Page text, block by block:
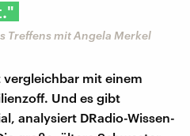
Treffens mit Angela Merkel
vergleichbar mit einem
Und es gibt
analysiert DRadio-Wissen-